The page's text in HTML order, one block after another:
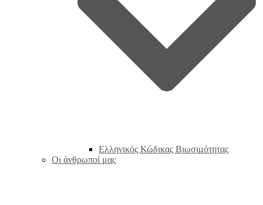
Ελληνικός Κώδικας Βιωσιμότητας
Οι άνθρωποί μας